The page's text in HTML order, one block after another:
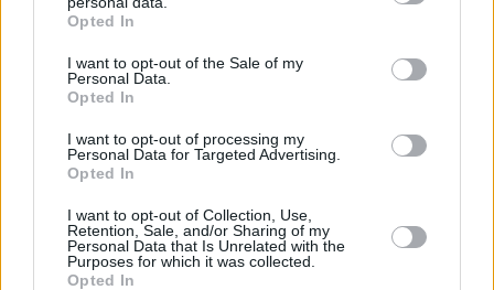
grant or deny consent to Google and its third-party tags to
use your data for below specified purposes in below Google
consent section.
Opted In
I want to opt-out of the Sale of my
Personal Data.
Opted In
I want to opt-out of processing my
Personal Data for Targeted Advertising.
Opted In
I want to opt-out of Collection, Use,
Retention, Sale, and/or Sharing of my
Personal Data that Is Unrelated with the
Purposes for which it was collected.
Opted In